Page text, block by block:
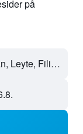
på
Leyte Normal University - Tacloban, Leyte, Filipinene